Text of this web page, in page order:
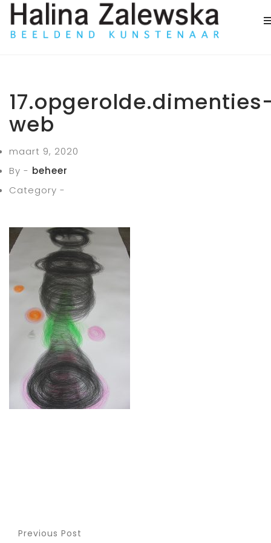
web
maart 9, 2020
By - beheer
Category -
Previous Post